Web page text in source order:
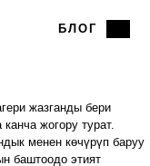
БЛОГ
жазганды бери
жогору турат.
менен көчүрүп баруу
баштоодо этият